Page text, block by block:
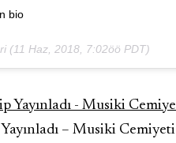
bio
(11 Haz, 2018, 7:02öö PDT)
– Musiki Cemiyeti